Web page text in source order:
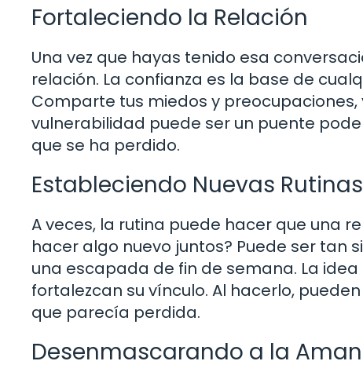
Fortaleciendo la Relación
Una vez que hayas tenido esa
relación. La confianza es la base de
Comparte tus miedos y
vulnerabilidad puede ser un puente
que se ha perdido.
Estableciendo Nuevas
A veces, la rutina puede hacer que una
hacer algo nuevo juntos? Puede ser
una escapada de fin de semana. La
fortalezcan su vínculo. Al hacerlo,
que parecía perdida.
Desenmascarando a la